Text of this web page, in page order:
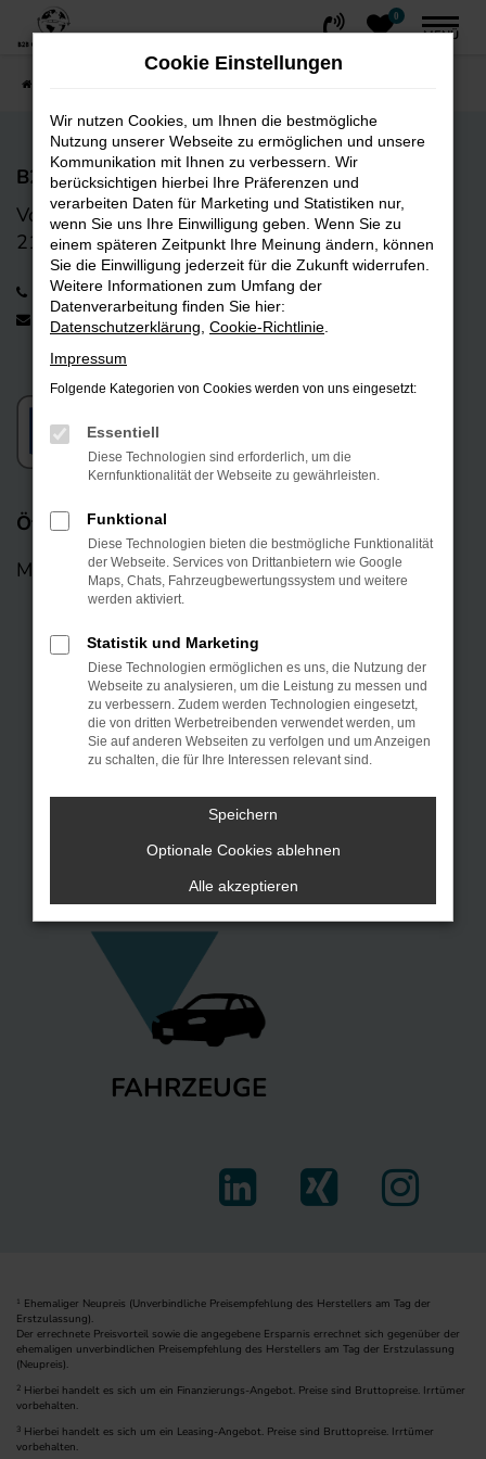
Zum
springen
0
MENÜ
B2B CarTrading GmbH
Vorwerk-Bogen 9
21255 Tostedt
+49 4182 238 01 12
info@b2bcartrading.de
Öffnungszeiten
Mo – Fr: 08:00 – 18:00 Uhr
KONTAKT
FAHRZEUGE
1
Ehemaliger Neupreis (Unverbindliche Preisempfehlung des Herstellers am Tag der
Erstzulassung).
Der errechnete Preisvorteil sowie die angegebene Ersparnis errechnet sich gegenüber der
ehemaligen unverbindlichen Preisempfehlung des Herstellers am Tag der Erstzulassung
(Neupreis).
2 Hierbei handelt es sich um ein Finanzierungs-Angebot. Preise sind Bruttopreise. Irrtümer
vorbehalten.
3 Hierbei handelt es sich um ein Leasing-Angebot. Preise sind Bruttopreise. Irrtümer
vorbehalten.
Cookie Einstellungen
Wir nutzen Cookies, um Ihnen die bestmögliche
Nutzung unserer Webseite zu ermöglichen und unsere
Kommunikation mit Ihnen zu verbessern. Wir
berücksichtigen hierbei Ihre Präferenzen und
verarbeiten Daten für Marketing und Statistiken nur,
wenn Sie uns Ihre Einwilligung geben. Wenn Sie zu
einem späteren Zeitpunkt Ihre Meinung ändern, können
Sie die Einwilligung jederzeit für die Zukunft widerrufen.
Weitere Informationen zum Umfang der
Datenverarbeitung finden Sie hier:
Datenschutzerklärung Cookie-Richtlinie
Impressum
Folgende Kategorien von Cookies werden von uns eingesetzt:
Essentiell
Diese Technologien sind erforderlich, um die
Kernfunktionalität der Webseite zu gewährleisten.
Funktional
Diese Technologien bieten die bestmögliche Funktionalität
der Webseite. Services von Drittanbietern wie Google
Maps, Chats, Fahrzeugbewertungssystem und weitere
werden aktiviert.
Statistik und Marketing
Diese Technologien ermöglichen es uns, die Nutzung der
Webseite zu analysieren, um die Leistung zu messen und
zu verbessern. Zudem werden Technologien eingesetzt,
die von dritten Werbetreibenden verwendet werden, um
Sie auf anderen Webseiten zu verfolgen und um Anzeigen
zu schalten, die für Ihre Interessen relevant sind.
Speichern
Optionale Cookies ablehnen
Alle akzeptieren